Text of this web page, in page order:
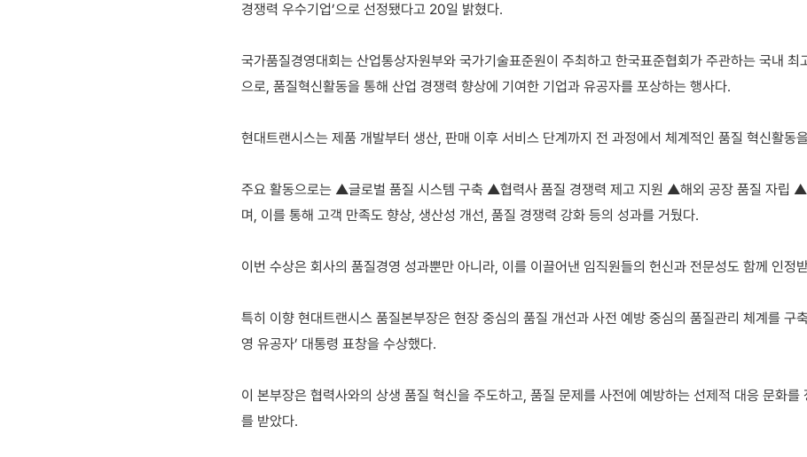
경쟁력 우수기업’으로 선정됐다고 20일 밝혔다.
국가품질경영대회는 산업통상자원부와 국가기술표준원이 주최하고 한국표준협회가 주관하는 국내 최
으로, 품질혁신활동을 통해 산업 경쟁력 향상에 기여한 기업과 유공자를 포상하는 행사다.
현대트랜시스는 제품 개발부터 생산, 판매 이후 서비스 단계까지 전 과정에서 체계적인 품질 혁신활동
주요 활동으로는 ▲글로벌 품질 시스템 구축 ▲협력사 품질 경쟁력 제고 지원 ▲해외 공장 품질 자립
며, 이를 통해 고객 만족도 향상, 생산성 개선, 품질 경쟁력 강화 등의 성과를 거뒀다.
이번 수상은 회사의 품질경영 성과뿐만 아니라, 이를 이끌어낸 임직원들의 헌신과 전문성도 함께 인정
특히 이향 현대트랜시스 품질본부장은 현장 중심의 품질 개선과 사전 예방 중심의 품질관리 체계를 구
영 유공자’ 대통령 표창을 수상했다.
이 본부장은 협력사와의 상생 품질 혁신을 주도하고, 품질 문제를 사전에 예방하는 선제적 대응 문화를
를 받았다.